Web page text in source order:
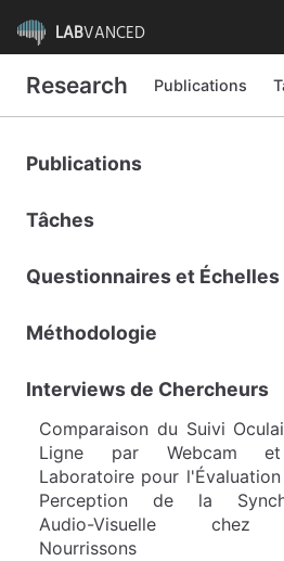
LABVANCED
Research Publications
Publications
Tâches
Questionnaires et Échelles
Méthodologie
Interviews de Chercheurs
Comparaison du Suivi
Ligne par Webcam
Laboratoire pour
Perception de la
Audio-Visuelle
Nourrissons